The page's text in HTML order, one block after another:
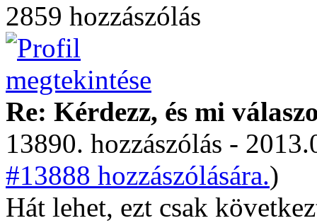
2859 hozzászólás
Re: Kérdezz, és mi
13890. hozzászólás -
#13888 hozzászólására.)
Hát lehet, ezt csak